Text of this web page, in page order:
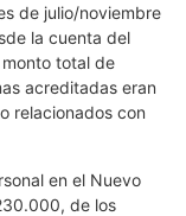
de julio/noviembre
la cuenta del
monto total de
acreditadas eran
relacionados con
en el Nuevo
de los